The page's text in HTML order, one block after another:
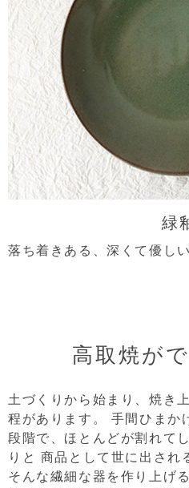
緑
落ち着きある、深くて優しい
高取焼が
土づくりから始まり、焼き
程があります。
手間ひまか
段階で、ほとんどが割れて
りと 商品として世に出され
そんな繊細な器を作り上げ